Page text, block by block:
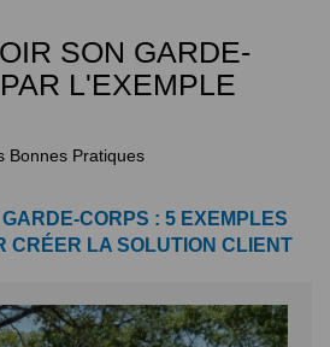
SON GARDE-
L'EXEMPLE
Bonnes Pratiques
CORPS : 5 EXEMPLES
CRÉER LA SOLUTION CLIENT